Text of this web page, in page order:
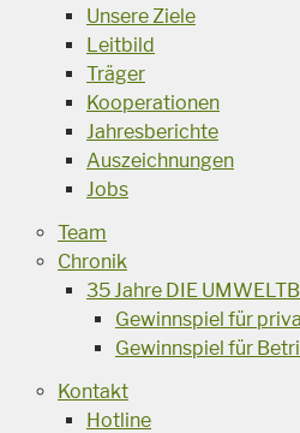
Unsere Ziele
Leitbild
Träger
Kooperationen
Jahresberichte
Auszeichnungen
Jobs
Team
Chronik
35 Jahre DIE
Gewinnspiel für
Gewinnspiel für
Kontakt
Hotline